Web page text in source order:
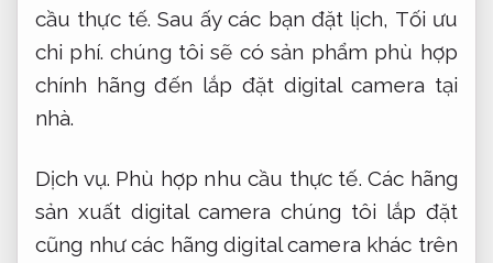
cầu thực tế. Sau ấy các bạn đặt lịch, Tối ưu
chi phí. chúng tôi sẽ có sản phẩm phù hợp
chính hãng đến lắp đặt digital camera tại
nhà.
Dịch vụ. Phù hợp nhu cầu thực tế. Các hãng
sản xuất digital camera chúng tôi lắp đặt
cũng như các hãng digital camera khác trên